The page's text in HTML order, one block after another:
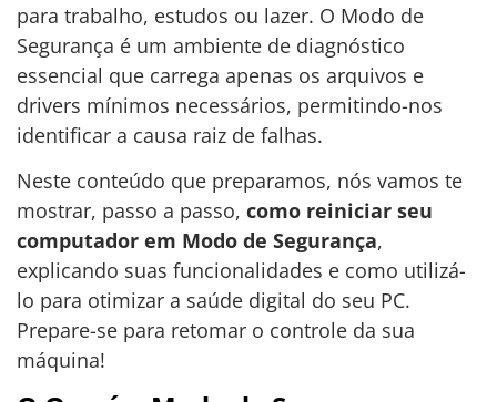
para trabalho, estudos ou lazer. O Modo de
Segurança é um ambiente de diagnóstico
essencial que carrega apenas os arquivos e
drivers mínimos necessários, permitindo-nos
identificar a causa raiz de falhas.
Neste conteúdo que preparamos, nós vamos te
mostrar, passo a passo, como reiniciar seu
computador em Modo de Segurança,
explicando suas funcionalidades e como utilizá-
lo para otimizar a saúde digital do seu PC.
Prepare-se para retomar o controle da sua
máquina!